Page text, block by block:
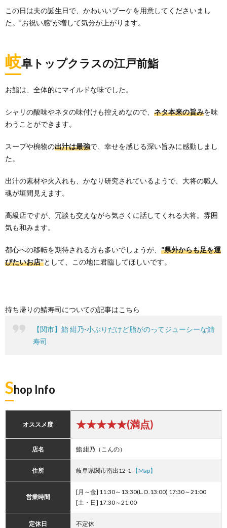
この日は夫の誕生日で、かわいいブーケを用意してくださいまし
た。”お祝い感”が増して気分が上がります。
岐阜トップクラスの江戸前鮨
お鮨は、全体的にマイルドな味でした。
シャリの酸味やネタの味付けも控えめなので、 ネタ本来の旨みを味
わうことができます。
スープや椀物の出汁は最強で、幸せを感じる深い旨みに感動しまし
た。
出汁の素材や火入れも、かなり研究されているようで、大将の職人
魂が垣間見えます。
高級店ですが、冗談も交えながら気さくに話してくれる大将。雰囲
気も和みます。
都心への移転を期待される方も多いでしょうが、 ”県外からも足を運
びたいお店”として、この地に君臨してほしいです。
持ち帰りの鯖寿司についての記事はこちら
【関市】鮨 紺乃-小ぶりだけど脂がのってジューシーな鯖
寿司
Shop Info
オススメ度 ★★★★★(満点)
店名 鮨 紺乃（こんの）
住所 岐阜県関市南出12-1 【Map】
営業時間
[月～金] 11:30～13:30(L.O.13:00) 17:30～21:00
[土・日] 17:30～21:00
定休日 不定休